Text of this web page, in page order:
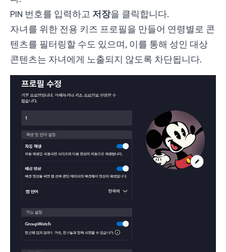
PIN 번호를 입력하고 저장을 클릭합니다.
자녀를 위한 전용 키즈 프로필을 만들어 연령별로 콘
텐츠를 필터링할 수도 있으며, 이를 통해 성인 대상
콘텐츠는 자녀에게 노출되지 않도록 차단됩니다.